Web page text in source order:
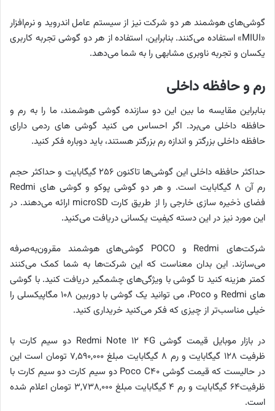
گوشی‌های هوشمند هر دو شرکت نیز از سیستم عامل اندروید و نرم‌افزار
«MIUI» استفاده می‌کنند. بنابراین، استفاده از هر دو گوشی تجربه کاربری
یکسان و تجربه ناوبری مشابهی را به شما می‌دهد.
رم و حافظه داخلی
بنابراین مقایسه ما بین این دو سازنده گوشی هوشمند، ما را به رم و
حافظه داخلی می‌برد. اگر احساس می کنید گوشی های ردمی دارای
حافظه داخلی بزرگتر و اندازه رم بزرگتر هستند، باید دوباره فکر کنید.
حداکثر حافظه داخلی این گوشی‌ها تاکنون ۲۵۶ گیگابایت و حداکثر حجم
رم آن ۸ گیگابایت است. و هر دو گوشی پوکو و گوشی های Redmi
فضای ذخیره سازی خارجی را از طریق کارت microSD ارائه می‌دهند. در
این مورد نیز در این دسته کیفیت یکسانی دریافت می‌کنید.
شرکت‌های Redmi و POCO گوشی‌های هوشمند مقرون‌به‌صرفه
می‌سازند. این بدان معناست که این شرکت‌ها به شما کمک می‌کنند
کمتر هزینه کنید تا گوشی با ویژگی‌های چشمگیر دریافت کنید. با گوشی
های Redmi و Poco، می توانید یک گوشی با دوربین ۱۰۸ مگاپیکسلی را
خیلی مناسب‌تر از چیزی که فکر می‌کنید خریداری کنید.
در بازار موبایل قیمت گوشی Redmi Note ۱۲ ۴G دو سیم کارت با
ظرفیت ۱۲۸ گیگابایت و رم ۸ گیگابایت مبلغ ۷,۵۹۰,۰۰۰ تومان است این
در حالیست که قیمت گوشی Poco C۴۰ دو سیم کارت دو سیم کارت با
ظرفیت۶۴ گیگابایت و رم ۴ گیگابایت مبلغ ۳,۷۳۸,۰۰۰ تومان اعلام شده
است.